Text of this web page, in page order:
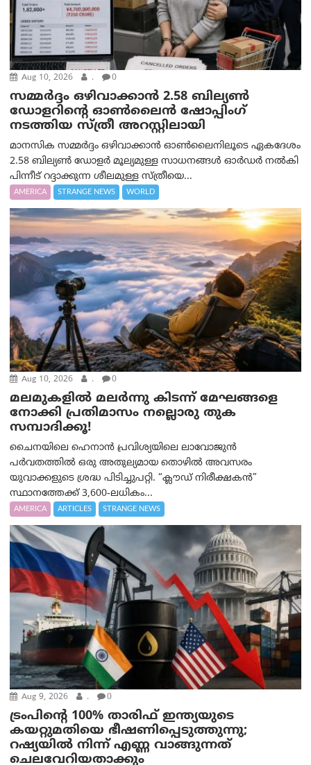
Aug 10, 2026 . 0
സമ്മര്‍ദ്ദം ഒഴിവാക്കാന്‍ 2.58 ബില്യൺ
ഡോളറിന്റെ ഓണ്‍ലൈന്‍ ഷോപ്പിംഗ്
നടത്തിയ സ്ത്രീ അറസ്റ്റിലായി
മാനസിക സമ്മര്‍ദ്ദം ഒഴിവാക്കാന്‍ ഓണ്‍ലൈനിലൂടെ ഏകദേശം
2.58 ബില്യൺ ഡോളർ മൂല്യമുള്ള സാധനങ്ങള്‍ ഓര്‍ഡര്‍ നല്‍കി
പിന്നീട് റദ്ദാക്കുന്ന ശീലമുള്ള സ്ത്രീയെ...
AMERICA STRANGE NEWS WORLD
Aug 10, 2026 . 0
മലമുകളില്‍ മലര്‍ന്നു കിടന്ന് മേഘങ്ങളെ
നോക്കി പ്രതിമാസം നല്ലൊരു തുക
സമ്പാദിക്കൂ!
ചൈനയിലെ ഹെനാൻ പ്രവിശ്യയിലെ ലാവോജുൻ
പർവതത്തിൽ ഒരു അതുല്യമായ തൊഴിൽ അവസരം
യുവാക്കളുടെ ശ്രദ്ധ പിടിച്ചുപറ്റി. “ക്ലൗഡ് നിരീക്ഷകൻ”
സ്ഥാനത്തേക്ക് 3,600-ലധികം...
AMERICA ARTICLES STRANGE NEWS
Aug 9, 2026 . 0
ട്രം‌പിന്റെ 100% താരിഫ് ഇന്ത്യയുടെ
കയറ്റുമതിയെ ഭീഷണിപ്പെടുത്തുന്നു;
റഷ്യയിൽ നിന്ന് എണ്ണ വാങ്ങുന്നത്
ചെലവേറിയതാക്കും